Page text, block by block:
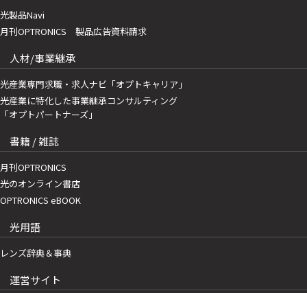
光製品Navi
月刊OPTRONICS 製品広告資料請求
人材/事業継承
光産業専門求職・求人ナビ「オプトキャリア」
光産業に特化した事業継承コンサルティング
「オプトパートナーズ」
書籍 / 雑誌
月刊OPTRONICS
光のオンライン書店
OPTRONICS eBOOK
光用語
レンズ辞典＆事典
運営サイト